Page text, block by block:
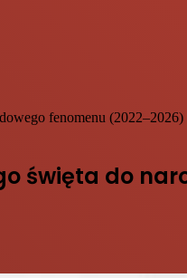
fenomenu (2022–2026)
święta do